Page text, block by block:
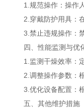
1.规范操作：操作人
2.穿戴防护用具：在
3.禁止违规操作：禁
四、性能监测与优
1.监测干燥效率：定
2.调整操作参数：根
3.优化设备配置：根
五、其他维护措施